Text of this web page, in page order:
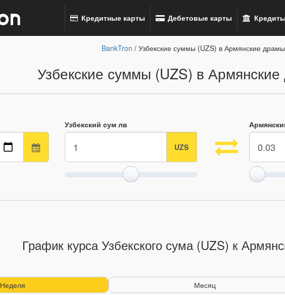
Кредитные карты Дебетовые карты Кредиты
BankTron / Узбекские суммы (UZS) в Армянские
Узбекские суммы (UZS) в
Узбекский сум лв
График курса Узбекского сума (UZS) к
Неделя Месяц